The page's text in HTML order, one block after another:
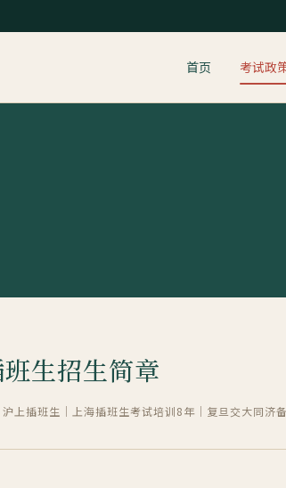
首页 考试政
生招生简章
上插班生｜上海插班生考试培训8年｜复旦交大同济